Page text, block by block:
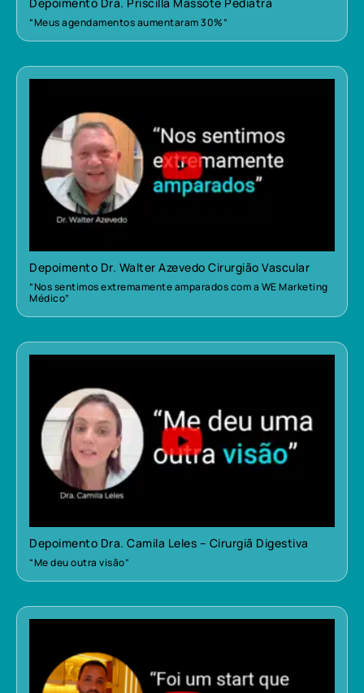
Depoimento Dra. Priscilla Massote Pediatra
“Meus agendamentos aumentaram 30%”
Depoimento Dr. Walter Azevedo Cirurgião Vascular
“Nos sentimos extremamente amparados com a WE Marketing
Médico”
Depoimento Dra. Camila Leles – Cirurgiã Digestiva
“Me deu outra visão”